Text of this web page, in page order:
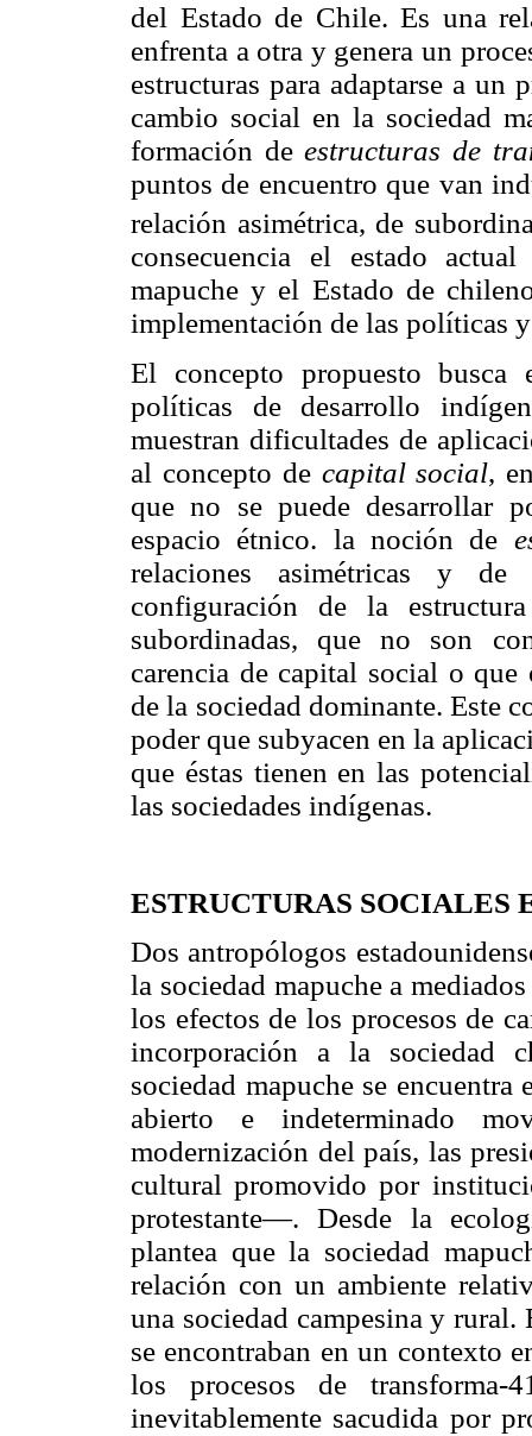
del Estado de Chile. Es una
enfrenta a otra y genera un
estructuras para adaptarse a un
cambio social en la sociedad
formación deestructuras de
puntos de encuentro que van
relación asimétrica, de
consecuencia el estado
mapuche y el Estado de
implementación de las políticas
El concepto propuesto
políticas de desarrollo
muestran dificultades de
al concepto de capital social,
que no se puede desarrollar
espacio étnico. la noción de
relaciones asimétricas y
configuración de la
subordinadas, que no son
carencia de capital social o que
de la sociedad dominante. Este
poder que subyacen en la
que éstas tienen en las
las sociedades indígenas.
ESTRUCTURAS SOCIALES
Dos antropólogos
la sociedad mapuche a
los efectos de los procesos de
incorporación a la sociedad
sociedad mapuche se
abierto e indeterminado
modernización del país, las
cultural promovido por
protestante—. Desde la
plantea que la sociedad
relación con un ambiente
una sociedad campesina y
se encontraban en un contexto
los procesos de
inevitablemente sacudida por